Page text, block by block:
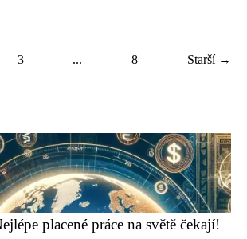
3 ... 8 Starší →
placené práce na světě čekají!